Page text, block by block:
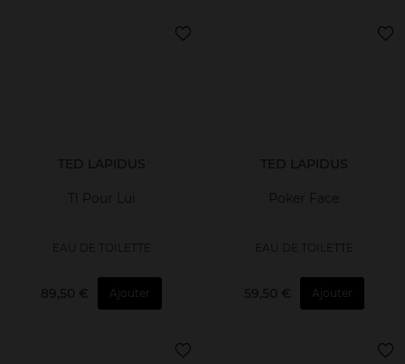
TED LAPIDUS
Tl Pour Lui
EAU DE TOILETTE
89,50 € Ajouter
TED LAPIDUS
Poker Face
EAU DE TOILETTE
59,50 € Ajouter